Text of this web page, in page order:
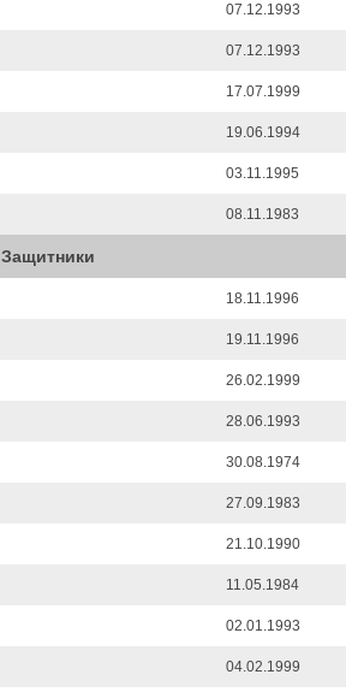
07.12.1993
07.12.1993
17.07.1999
19.06.1994
03.11.1995
08.11.1983
Защитники
18.11.1996
19.11.1996
26.02.1999
28.06.1993
30.08.1974
27.09.1983
21.10.1990
11.05.1984
02.01.1993
04.02.1999